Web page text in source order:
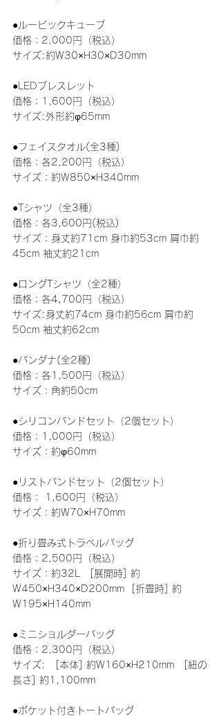
●ルービックキューブ
価格：2,000円（税込）
サイズ:約W30×H30×D30mm
●LEDブレスレット
価格：1,600円（税込）
サイズ:外形約φ65mm
●フェイスタオル(全3種)
価格：各2,200円（税込）
サイズ：約W850×H340mm
●Tシャツ（全3種）
価格：各3,600円(税込)
サイズ：身丈約71cm 身巾約53cm 肩巾約
45cm 袖丈約21cm
●ロングTシャツ（全2種）
価格：各4,700円（税込）
サイズ:身丈約74cm 身巾約56cm 肩巾約
50cm 袖丈約62cm
●バンダナ(全2種)
価格：各1,500円（税込）
サイズ：角約50cm
●シリコンバンドセット（2個セット）
価格：1,000円（税込）
サイズ：約φ60mm
●リストバンドセット（2個セット）
価格： 1,600円（税込）
サイズ：約W70×H70mm
●折り畳み式トラベルバッグ
価格：2,500円（税込）
サイズ：約32L　[展開時] 約
W450×H340×D200mm  [折畳時] 約
W195×H140mm
●ミニショルダーバッグ
価格：2,300円（税込）
サイズ:　[本体] 約W160×H210mm　[紐の
長さ] 約1,100mm
●ポケット付きトートバッグ